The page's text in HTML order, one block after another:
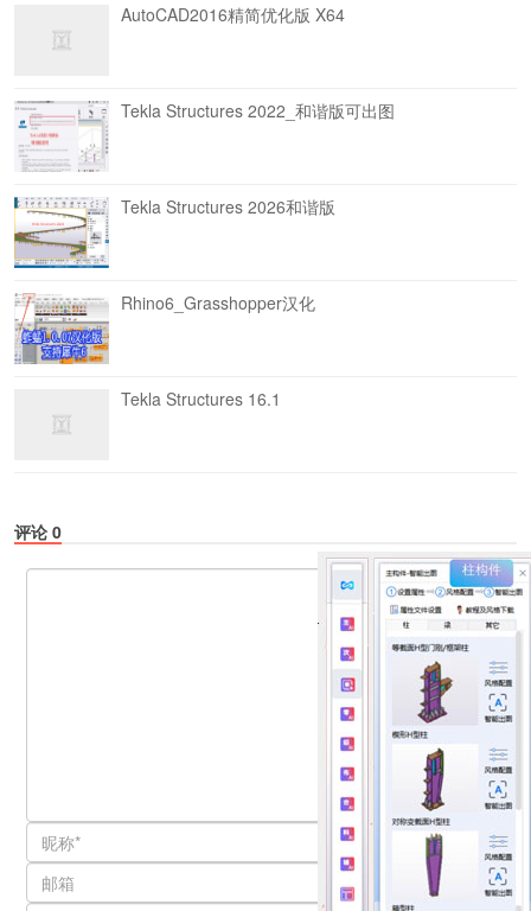
AutoCAD2016精简优化版 X64
Tekla Structures 2022_和谐版可出图
Tekla Structures 2026和谐版
Rhino6_Grasshopper汉化
Tekla Structures 16.1
评论 0